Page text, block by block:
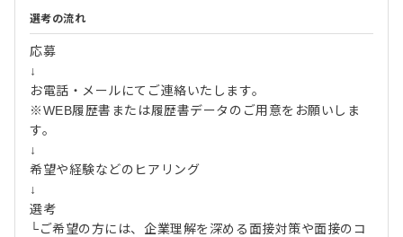
選考の流れ
応募
↓
お電話・メールにてご連絡いたします。
※WEB履歴書または履歴書データのご用意をお願いしま
す。
↓
希望や経験などのヒアリング
↓
選考
└ご希望の方には、企業理解を深める面接対策や面接のコ